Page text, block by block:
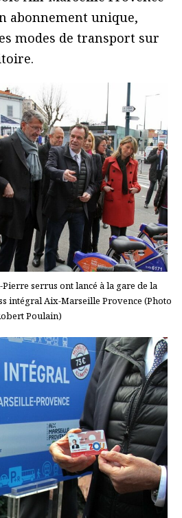
abonnement unique,
modes de transport sur
serrus ont lancé à la gare de la
intégral Aix-Marseille Provence (Photo
Poulain)